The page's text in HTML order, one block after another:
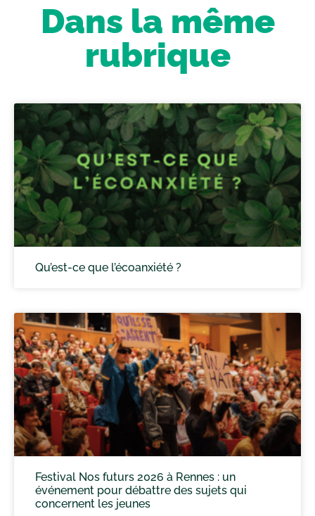
Dans la même
rubrique
Qu’est-ce que l’écoanxiété ?
Festival Nos futurs 2026 à Rennes : un
événement pour débattre des sujets qui
concernent les jeunes